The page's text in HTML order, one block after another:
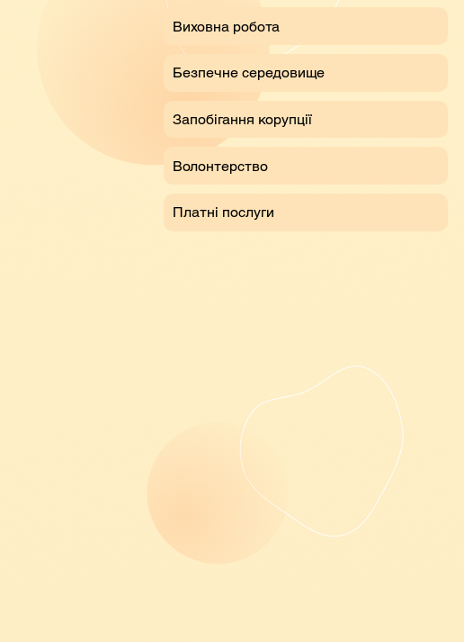
Виховна робота
Безпечне середовище
Запобігання корупції
Волонтерство
Платні послуги